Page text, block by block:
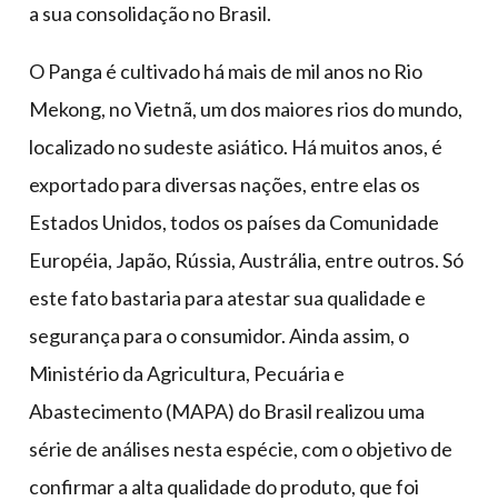
a sua consolidação no Brasil.
O Panga é cultivado há mais de mil anos no Rio
Mekong, no Vietnã, um dos maiores rios do mundo,
localizado no sudeste asiático. Há muitos anos, é
exportado para diversas nações, entre elas os
Estados Unidos, todos os países da Comunidade
Européia, Japão, Rússia, Austrália, entre outros. Só
este fato bastaria para atestar sua qualidade e
segurança para o consumidor. Ainda assim, o
Ministério da Agricultura, Pecuária e
Abastecimento (MAPA) do Brasil realizou uma
série de análises nesta espécie, com o objetivo de
confirmar a alta qualidade do produto, que foi